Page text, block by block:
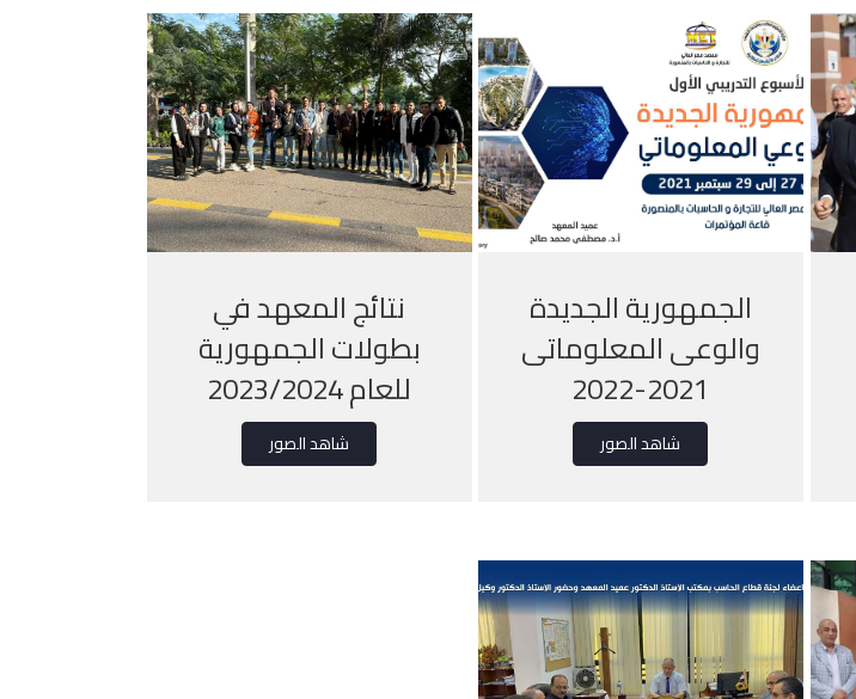
الجمهورية الجديدة
والوعى المعلوماتى
2021-2022
شاهد الصور
نتائج المعهد في
بطولات الجمهورية
للعام 2023/2024
شاهد الصور